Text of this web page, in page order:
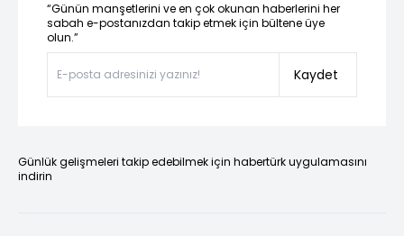
“Günün manşetlerini ve en çok okunan haberlerini her
sabah e-postanızdan takip etmek için bültene üye
olun.”
Kaydet
Günlük gelişmeleri takip edebilmek için habertürk uygulamasını
indirin